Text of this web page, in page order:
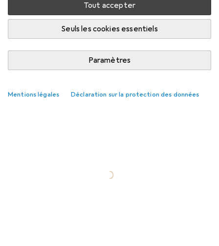
Tout accepter
Seuls les cookies essentiels
Paramètres
Mentions légales Déclaration sur la protection des données